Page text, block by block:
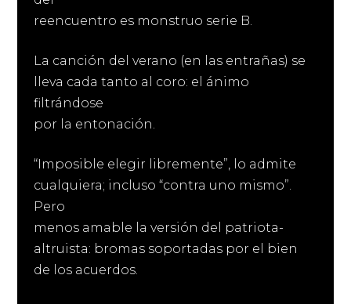
reencuentro es monstruo serie B.
La canción del verano (en las entrañas) se
lleva cada tanto al coro: el ánimo
filtrándose
por la entonación.
“Imposible elegir libremente”, lo admite
cualquiera; incluso “contra uno mismo”.
Pero
menos amable la versión del patriota-
altruista: bromas soportadas por el bien
de los acuerdos.